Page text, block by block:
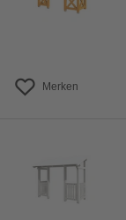
Merken